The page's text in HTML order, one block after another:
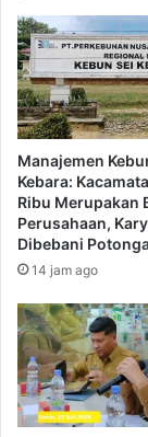
Manajemen
Kebara:
Ribu Merupakan
Perusahaan,
Dibebani
14 jam ago